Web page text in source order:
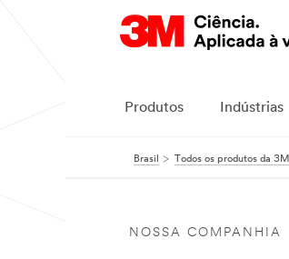
Produtos Indústrias
Brasil Todos os produtos da 3M
NOSSA COMPANHIA